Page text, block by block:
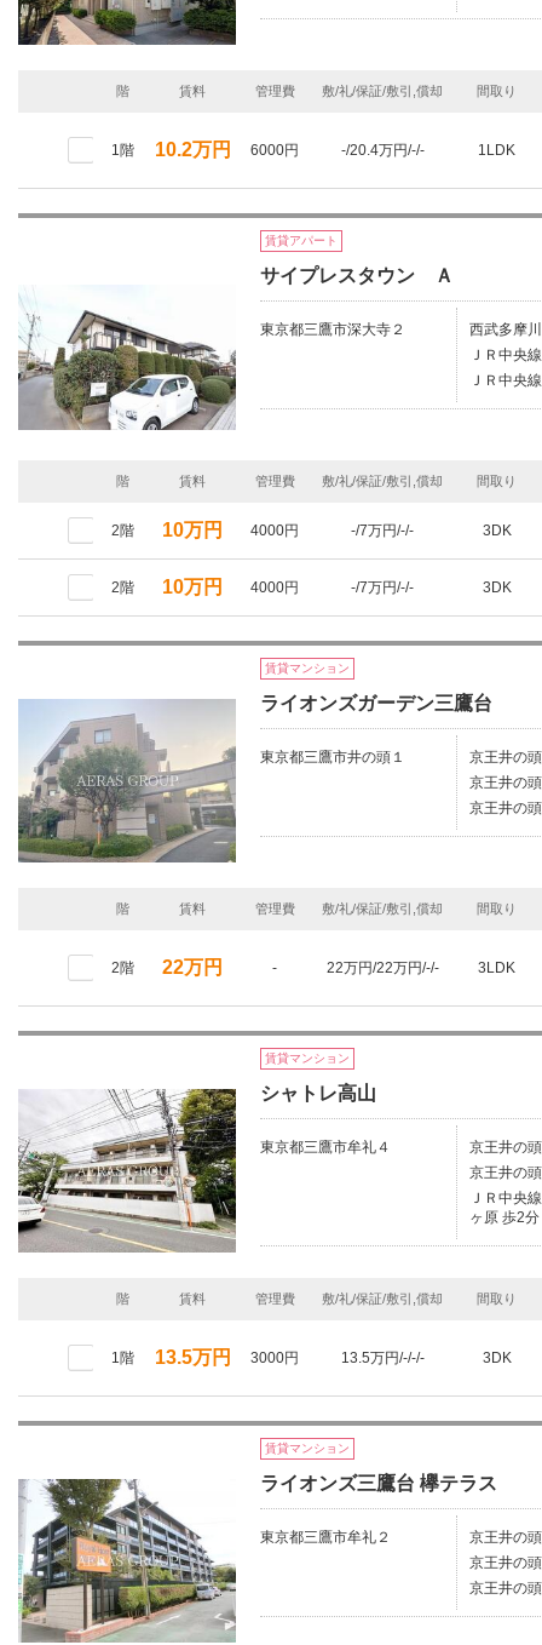
階 賃料 管理費 敷/礼/保証/敷引,償却 間取り
1階 10.2万円 6000円 -/20.4万円/-/- 1LDK
賃貸アパート
サイプレスタウン Ａ
東京都三鷹市深大寺２
西武多摩
ＪＲ中央
ＪＲ中央
階 賃料 管理費 敷/礼/保証/敷引,償却 間取り
2階 10万円 4000円 -/7万円/-/- 3DK
2階 10万円 4000円 -/7万円/-/- 3DK
賃貸マンション
ライオンズガーデン三鷹台
東京都三鷹市井の頭１
京王井の
京王井の
京王井の
階 賃料 管理費 敷/礼/保証/敷引,償却 間取り
2階 22万円 - 22万円/22万円/-/- 3LDK
賃貸マンション
シャトレ高山
東京都三鷹市牟礼４
京王井の
京王井の
ＪＲ中央
ヶ原 歩2分
階 賃料 管理費 敷/礼/保証/敷引,償却 間取り
1階 13.5万円 3000円 13.5万円/-/-/- 3DK
賃貸マンション
ライオンズ三鷹台 欅テラス
東京都三鷹市牟礼２
京王井の
京王井の
京王井の